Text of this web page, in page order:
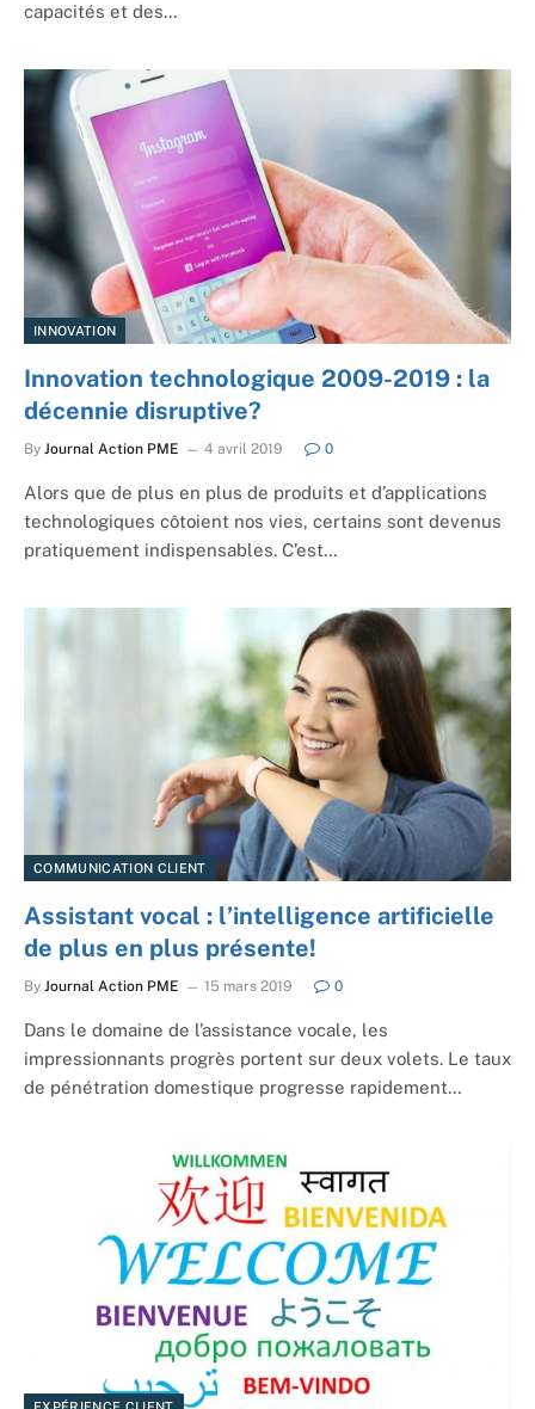
capacités et des…
INNOVATION
Innovation technologique 2009-2019 : la
décennie disruptive?
By Journal Action PME 4 avril 2019 0
Alors que de plus en plus de produits et d’applications
technologiques côtoient nos vies, certains sont devenus
pratiquement indispensables. C’est…
COMMUNICATION CLIENT
Assistant vocal : l’intelligence artificielle
de plus en plus présente!
By Journal Action PME 15 mars 2019 0
Dans le domaine de l’assistance vocale, les
impressionnants progrès portent sur deux volets. Le taux
de pénétration domestique progresse rapidement…
EXPÉRIENCE CLIENT